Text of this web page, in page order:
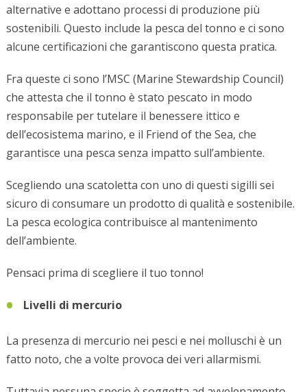
alternative e adottano processi di produzione più
sostenibili. Questo include la pesca del tonno e ci sono
alcune certificazioni che garantiscono questa pratica.
Fra queste ci sono l’MSC (Marine Stewardship Council)
che attesta che il tonno è stato pescato in modo
responsabile per tutelare il benessere ittico e
dell’ecosistema marino, e il Friend of the Sea, che
garantisce una pesca senza impatto sull’ambiente.
Scegliendo una scatoletta con uno di questi sigilli sei
sicuro di consumare un prodotto di qualità e sostenibile.
La pesca ecologica contribuisce al mantenimento
dell’ambiente.
Pensaci prima di scegliere il tuo tonno!
Livelli di mercurio
La presenza di mercurio nei pesci e nei molluschi è un
fatto noto, che a volte provoca dei veri allarmismi.